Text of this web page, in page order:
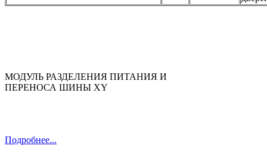
МОДУЛЬ РАЗДЕЛЕНИЯ ПИТАНИЯ И
ПЕРЕНОСА ШИНЫ XY
Подробнее...